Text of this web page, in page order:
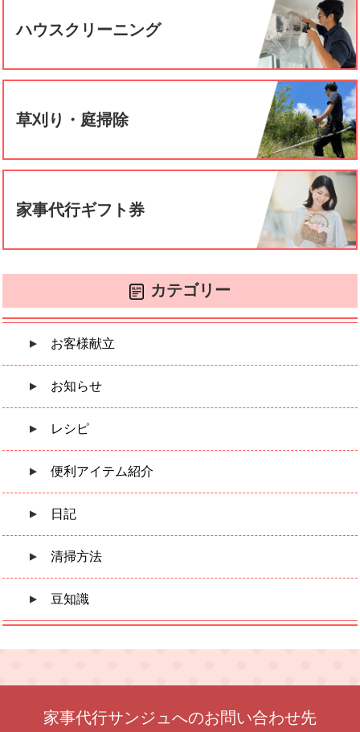
ハウスクリーニング
草刈り・庭掃除
家事代行ギフト券
カテゴリー
お客様献立
お知らせ
レシピ
便利アイテム紹介
日記
清掃方法
豆知識
家事代行サンジュへのお問い合わせ先